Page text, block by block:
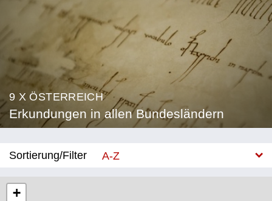
9 X ÖSTERREICH
Erkundungen in allen Bundesländern
Sortierung/Filter
A-Z
+